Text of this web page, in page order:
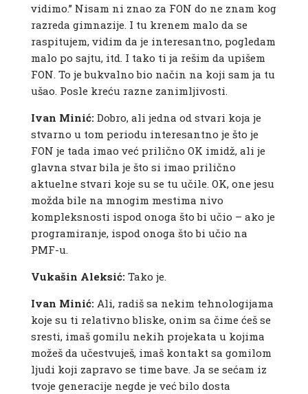
vidimo.” Nisam ni znao za FON do ne znam kog
razreda gimnazije. I tu krenem malo da se
raspitujem, vidim da je interesantno, pogledam
malo po sajtu, itd. I tako ti ja rešim da upišem
FON. To je bukvalno bio način na koji sam ja tu
ušao. Posle kreću razne zanimljivosti.
Ivan Minić:Dobro, ali jedna od stvari koja je
stvarno u tom periodu interesantno je što je
FON je tada imao već prilično OK imidž, ali je
glavna stvar bila je što si imao prilično
aktuelne stvari koje su se tu učile. OK, one jesu
možda bile na mnogim mestima nivo
kompleksnosti ispod onoga što bi učio – ako je
programiranje, ispod onoga što bi učio na
PMF-u.
Vukašin Aleksić:Tako je.
Ivan Minić:Ali, radiš sa nekim tehnologijama
koje su ti relativno bliske, onim sa čime ćeš se
sresti, imaš gomilu nekih projekata u kojima
možeš da učestvuješ, imaš kontakt sa gomilom
ljudi koji zapravo se time bave. Ja se sećam iz
tvoje generacije negde je već bilo dosta